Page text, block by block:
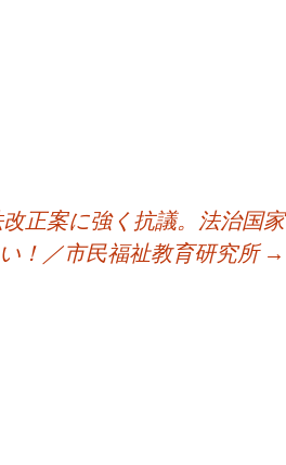
正案に強く抗議。法治国家
！／市民福祉教育研究所 →